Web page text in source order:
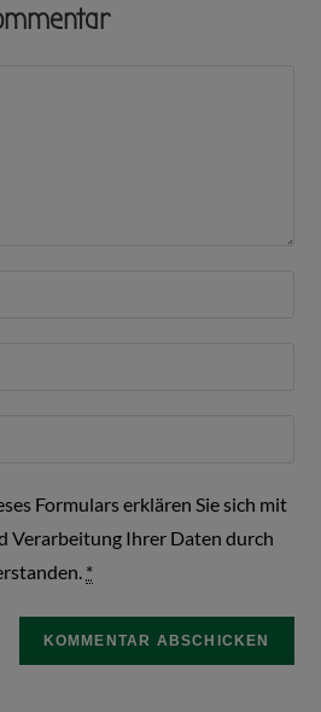
Formulars erklären Sie sich mit
Verarbeitung Ihrer Daten durch
*